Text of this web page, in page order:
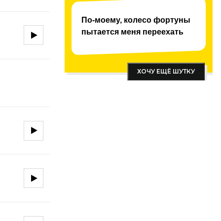
По-моему, колесо фортуны
пытается меня переехать
ХОЧУ ЕЩЁ ШУТКУ